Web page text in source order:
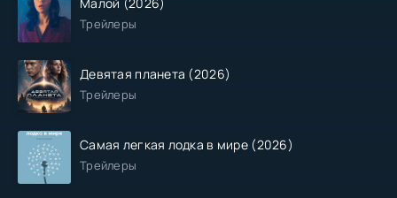
Трейлеры
Девятая планета (2026)
Трейлеры
Самая легкая лодка в мире (2026)
Трейлеры